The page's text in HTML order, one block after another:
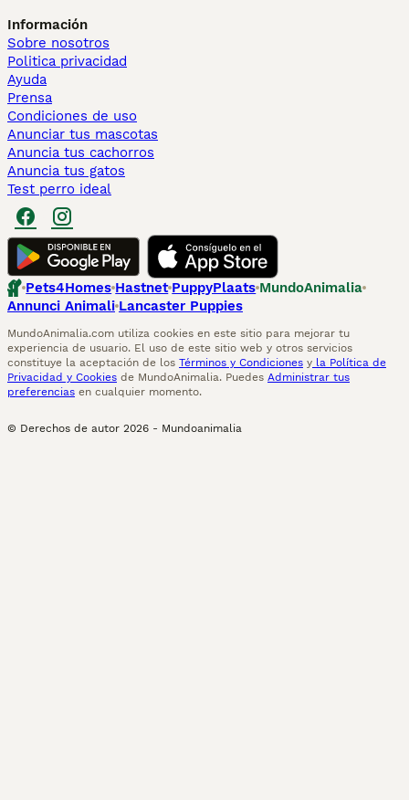
Información
Sobre nosotros
Politica privacidad
Ayuda
Prensa
Condiciones de uso
Anunciar tus mascotas
Anuncia tus cachorros
Anuncia tus gatos
Test perro ideal
Pets4Homes Hastnet PuppyPlaats MundoAnimalia
Annunci Animali Lancaster Puppies
MundoAnimalia.com utiliza cookies en este sitio para mejorar tu
experiencia de usuario. El uso de este sitio web y otros servicios
constituye la aceptación de los Términos y Condiciones y la Política de
Privacidad y Cookies de MundoAnimalia. Puedes Administrar tus
preferencias en cualquier momento.
© Derechos de autor 2026 - Mundoanimalia